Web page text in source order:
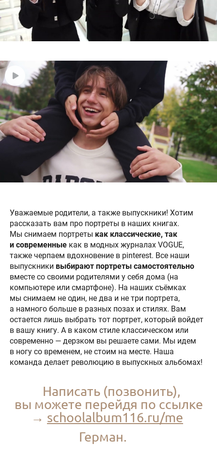
Уважаемые родители, а также выпускники! Хотим
рассказать вам про портреты в наших книгах.
Мы снимаем портреты как классические, так
и современные как в модных журналах VOGUE,
также черпаем вдохновение в pinterest. Все наши
выпускники выбирают портреты самостоятельно
вместе со своими родителями у себя дома (на
компьютере или смартфоне). На наших съёмках
мы снимаем не один, не два и не три портрета,
а намного больше в разных позах и стилях. Вам
остается лишь выбрать тот портрет, который войдет
в вашу книгу. А в каком стиле классическом или
современно — дерзком вы решаете сами. Мы идем
в ногу со временем, не стоим на месте. Наша
команда делает революцию в выпускных альбомах!
Написать (позвонить),
вы можете перейдя по ссылке
→ schoolalbum116.ru/me
Герман.